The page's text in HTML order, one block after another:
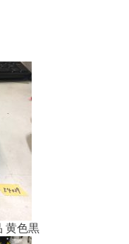
黄色黒